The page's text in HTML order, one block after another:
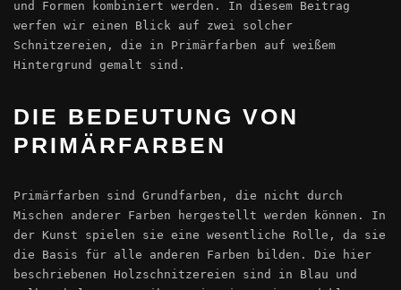
und Formen kombiniert werden. In diesem Beitrag
werfen wir einen Blick auf zwei solcher
Schnitzereien, die in Primärfarben auf weißem
Hintergrund gemalt sind.
DIE BEDEUTUNG VON
PRIMÄRFARBEN
Primärfarben sind Grundfarben, die nicht durch
Mischen anderer Farben hergestellt werden können. In
der Kunst spielen sie eine wesentliche Rolle, da sie
die Basis für alle anderen Farben bilden. Die hier
beschriebenen Holzschnitzereien sind in Blau und